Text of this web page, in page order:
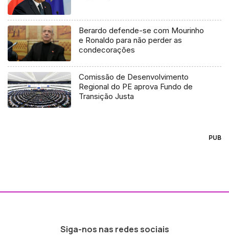
Berardo defende-se com Mourinho
e Ronaldo para não perder as
condecorações
Comissão de Desenvolvimento
Regional do PE aprova Fundo de
Transição Justa
PUB
Siga-nos nas redes sociais